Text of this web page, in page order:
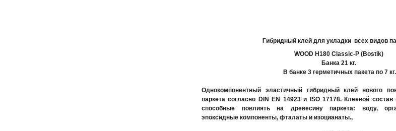
Гибридный клей для укладки всех видов
WOOD H180 Classic-P (Bostik)
Банка 21 кг.
В банке 3 герметичных пакета по 7 кг.
Однокомпонентный эластичный гибридный клей нового
паркета согласно DIN EN 14923 и ISO 17178. Клеевой
способные повлиять на древесину паркета: воду,
эпоксидные компоненты, фталаты и изоцианаты.,